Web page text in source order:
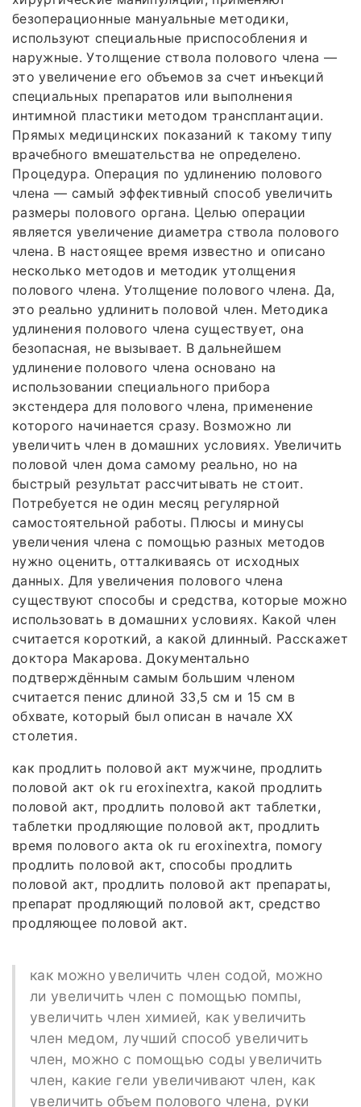
безоперационные мануальные методики,
используют специальные приспособления и
наружные. Утолщение ствола полового члена —
это увеличение его объемов за счет инъекций
специальных препаратов или выполнения
интимной пластики методом трансплантации.
Прямых медицинских показаний к такому типу
врачебного вмешательства не определено.
Процедура. Операция по удлинению полового
члена — самый эффективный способ увеличить
размеры полового органа. Целью операции
является увеличение диаметра ствола полового
члена. В настоящее время известно и описано
несколько методов и методик утолщения
полового члена. Утолщение полового члена. Да,
это реально удлинить половой член. Методика
удлинения полового члена существует, она
безопасная, не вызывает. В дальнейшем
удлинение полового члена основано на
использовании специального прибора
экстендера для полового члена, применение
которого начинается сразу. Возможно ли
увеличить член в домашних условиях. Увеличить
половой член дома самому реально, но на
быстрый результат рассчитывать не стоит.
Потребуется не один месяц регулярной
самостоятельной работы. Плюсы и минусы
увеличения члена с помощью разных методов
нужно оценить, отталкиваясь от исходных
данных. Для увеличения полового члена
существуют способы и средства, которые можно
использовать в домашних условиях. Какой член
считается короткий, а какой длинный. Расскажет
доктора Макарова. Документально
подтверждённым самым большим членом
считается пенис длиной 33,5 см и 15 см в
обхвате, который был описан в начале ΧΧ
столетия.
как продлить половой акт мужчине, продлить
половой акт ok ru eroxinextra, какой продлить
половой акт, продлить половой акт таблетки,
таблетки продляющие половой акт, продлить
время полового акта ok ru eroxinextra, помогу
продлить половой акт, способы продлить
половой акт, продлить половой акт препараты,
препарат продляющий половой акт, средство
продляющее половой акт.
как можно увеличить член содой, можно
ли увеличить член с помощью помпы,
увеличить член химией, как увеличить
член медом, лучший способ увеличить
член, можно с помощью соды увеличить
член, какие гели увеличивают член, как
увеличить объем полового члена, руки